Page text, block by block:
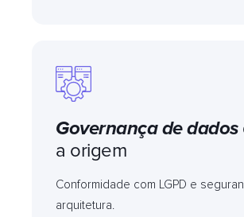
Governança de dados
a origem
Conformidade com LGPD e
arquitetura.